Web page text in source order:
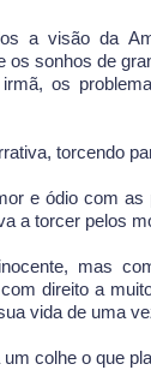
a visão da
sonhos de
os
torcendo
e ódio com
a torcer pelos
mas
direito a
vida de uma
colhe o que